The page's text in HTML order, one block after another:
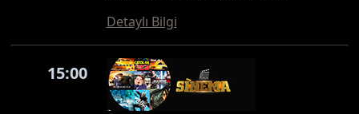
Detaylı Bilgi
15:00